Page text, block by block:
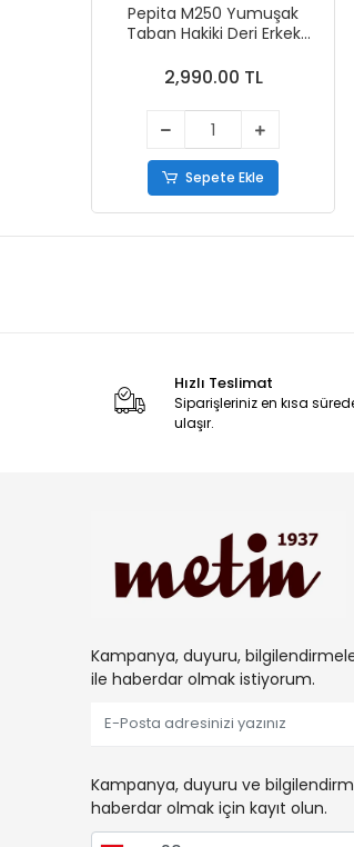
Pepita M250 Yumuşak
Taban Hakiki Deri Erkek
Taba
2,990.00 TL
Sepete Ekle
Hızlı Teslimat
Siparişleriniz en kısa
ulaşır.
Kampanya, duyuru,
ile haberdar olmak istiyorum.
Kampanya, duyuru ve
haberdar olmak için kayıt olun.